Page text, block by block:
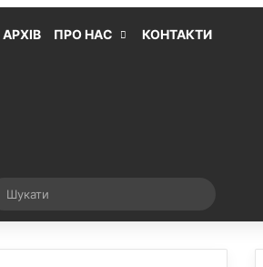
АРХІВ ПРО НАС КОНТАКТИ
стаття